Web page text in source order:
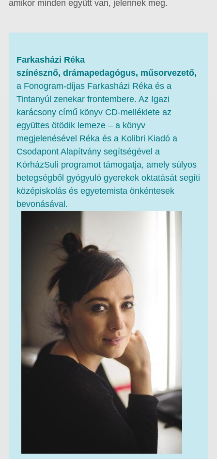
amikor minden együtt van, jelennek meg.
Farkasházi Réka
színésznő, drámapedagógus, műsorvezető,
a Fonogram-díjas Farkasházi Réka és a
Tintanyúl zenekar frontembere. Az Igazi
karácsony című könyv CD-melléklete az
együttes ötödik lemeze – a könyv
megjelenésével Réka és a Kolibri Kiadó a
Csodapont Alapítvány segítségével a
KórházSuli programot támogatja, amely súlyos
betegségből gyógyuló gyerekek oktatását segíti
középiskolás és egyetemista önkéntesek
bevonásával.